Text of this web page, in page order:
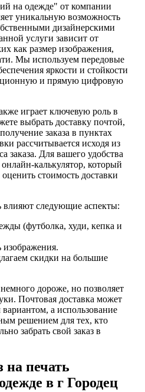
на одежде" от компании
уникальную возможность
дизайнерскими
услуги зависит от
как размер изображения,
Мы используем передовые
яркости и стойкости
и прямую цифровую
играет ключевую роль в
выбрать доставку почтой,
заказа в пунктах
рассчитывается исходя из
заказа. Для вашего удобства
калькулятор, который
стоимость доставки
следующие аспекты:
(футболка, худи, кепка и
изображения.
скидки на большие
дороже, но позволяет
Почтовая доставка может
а использование
решением для тех, кто
забрать свой заказ в
на печать
в г Городец